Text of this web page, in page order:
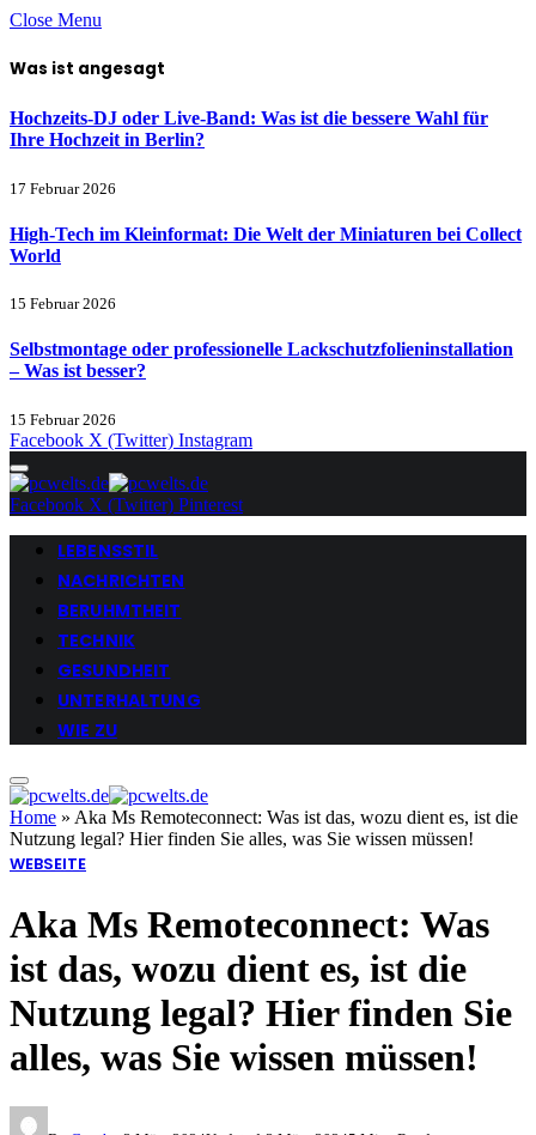
Close Menu
Was ist angesagt
Hochzeits-DJ oder Live-Band: Was ist die bessere Wahl für
Ihre Hochzeit in Berlin?
17 Februar 2026
High-Tech im Kleinformat: Die Welt der Miniaturen bei Collect
World
15 Februar 2026
Selbstmontage oder professionelle Lackschutzfolieninstallation
– Was ist besser?
15 Februar 2026
Facebook X (Twitter) Instagram
Facebook X (Twitter) Pinterest
LEBENSSTIL
NACHRICHTEN
BERUHMTHEIT
TECHNIK
GESUNDHEIT
UNTERHALTUNG
WIE ZU
Home » Aka Ms Remoteconnect: Was ist das, wozu dient es, ist die
Nutzung legal? Hier finden Sie alles, was Sie wissen müssen!
WEBSEITE
Aka Ms Remoteconnect: Was
ist das, wozu dient es, ist die
Nutzung legal? Hier finden Sie
alles, was Sie wissen müssen!